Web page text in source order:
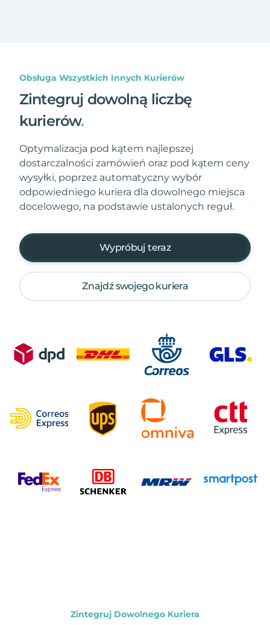
Obsługa Wszystkich Innych Kurierów
Zintegruj dowolną liczbę
kurierów.
Optymalizacja pod kątem najlepszej
dostarczalności zamówień oraz pod kątem ceny
wysyłki, poprzez automatyczny wybór
odpowiedniego kuriera dla dowolnego miejsca
docelowego, na podstawie ustalonych reguł.
Wypróbuj teraz
Znajdź swojego kuriera
Zintegruj Dowolnego Kuriera